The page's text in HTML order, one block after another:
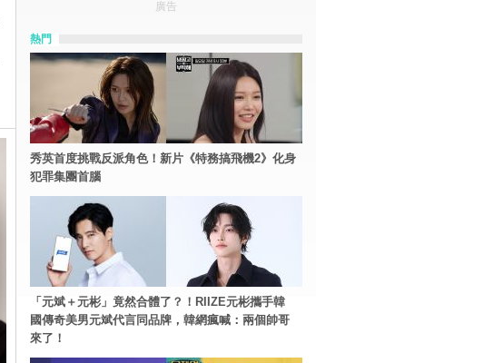
廣告
熱門
秀英首度挑戰反派角色！新片《特務搞飛機2》化身
犯罪集團首腦
「元斌＋元彬」竟然合體了？！RIIZE元彬攜手韓
國傳奇美男元斌代言同品牌，韓網瘋喊：兩個帥哥
來了！